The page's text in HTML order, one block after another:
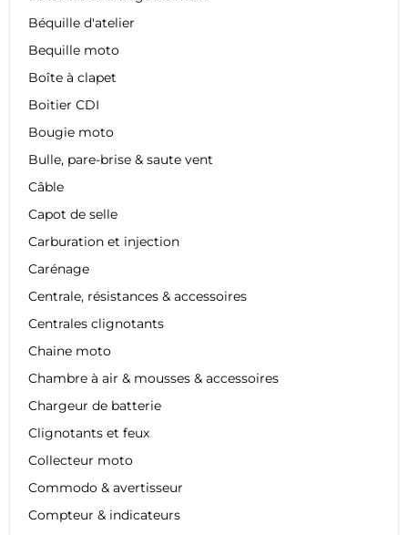
Béquille d'atelier
Bequille moto
Boîte à clapet
Boitier CDI
Bougie moto
Bulle, pare-brise & saute vent
Câble
Capot de selle
Carburation et injection
Carénage
Centrale, résistances & accessoires
Centrales clignotants
Chaine moto
Chambre à air & mousses & accessoires
Chargeur de batterie
Clignotants et feux
Collecteur moto
Commodo & avertisseur
Compteur & indicateurs